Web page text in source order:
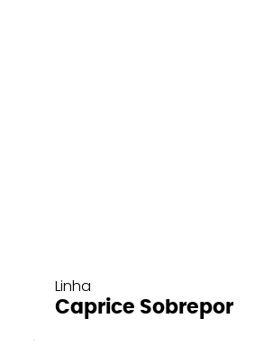
Linha
Caprice Sobrepor